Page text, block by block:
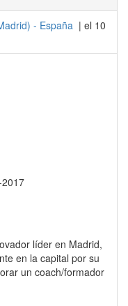
) - España | el 10
líder en Madrid,
en la capital por su
un coach/formador